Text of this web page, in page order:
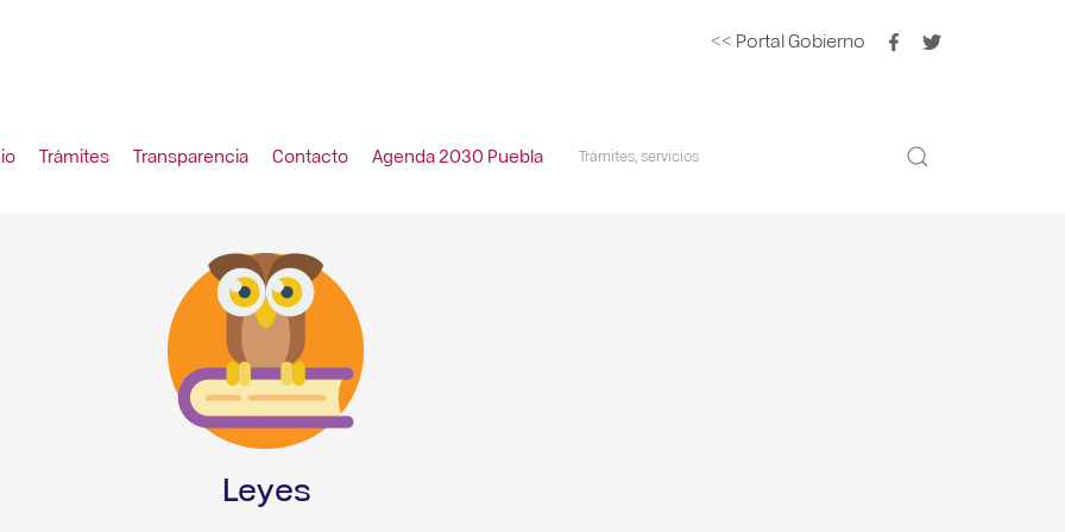
<< Portal Gobierno
Trámites Transparencia Contacto Agenda 2030 Puebla
Leyes